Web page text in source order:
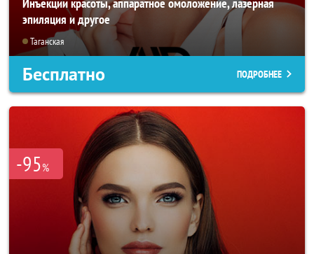
эпиляция и другое
Таганская
Бесплатно ПОДРОБНЕЕ
-95%